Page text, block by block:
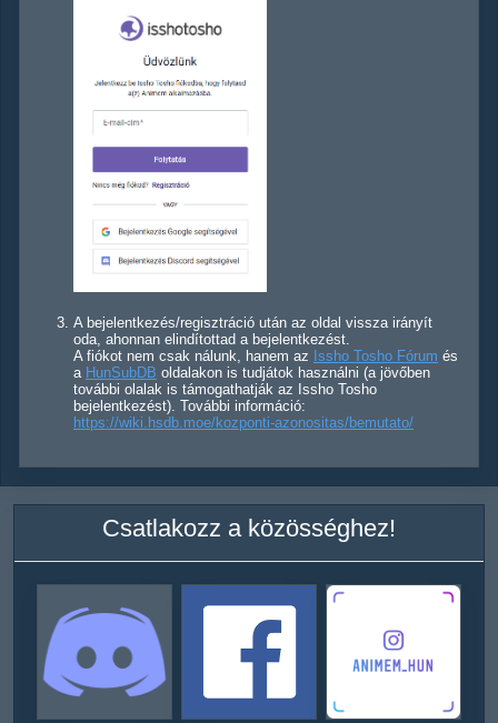
A bejelentkezés/regisztráció után az oldal vissza irányít
oda, ahonnan elindítottad a bejelentkezést.
A fiókot nem csak nálunk, hanem az Issho Tosho Fórum és
a HunSubDB oldalakon is tudjátok használni (a jövőben
további olalak is támogathatják az Issho Tosho
bejelentkezést). További információ:
https://wiki.hsdb.moe/kozponti-azonositas/bemutato/
Csatlakozz a közösséghez!